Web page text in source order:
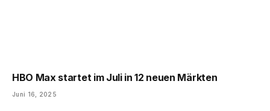
HBO Max startet im Juli in 12 neuen Märkten
Juni 16, 2025